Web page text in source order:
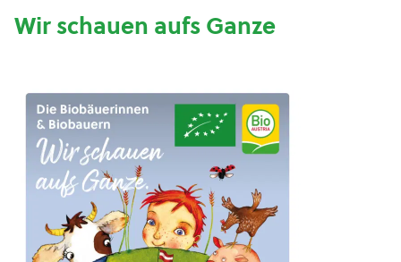
Wir schauen aufs Ganze